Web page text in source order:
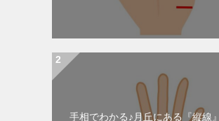
手相でわかる♪月丘にある『縦線